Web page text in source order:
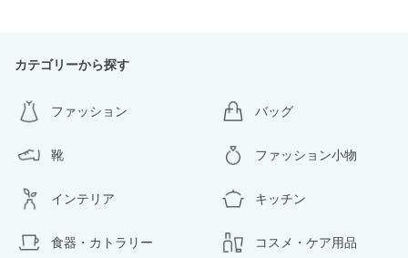
カテゴリーから探す
ファッション バッグ
靴 ファッション小物
インテリア キッチン
食器・カトラリー コスメ・ケア用品